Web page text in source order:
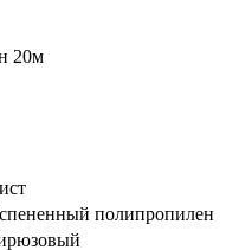
20м
полипропилен